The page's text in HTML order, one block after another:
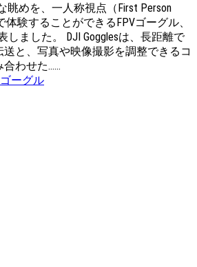
眺めを、一人称視点（First Person
体験することができるFPVゴーグル、
表しました。 DJI Gogglesは、長距離で
と、写真や映像撮影を調整できるコ
合わせた……
ーグル